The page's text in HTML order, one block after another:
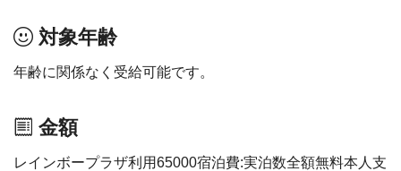
対象年齢
年齢に関係なく受給可能です。
金額
レインボープラザ利用65000宿泊費:実泊数全額無料本人支